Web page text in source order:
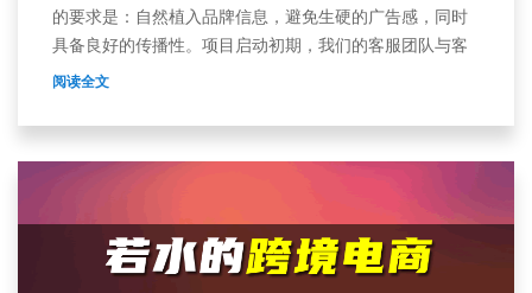
的要求是：自然植入品牌信息，避免生硬的广告感，同时
具备良好的传播性。项目启动初期，我们的客服团队与客
户
阅读全文